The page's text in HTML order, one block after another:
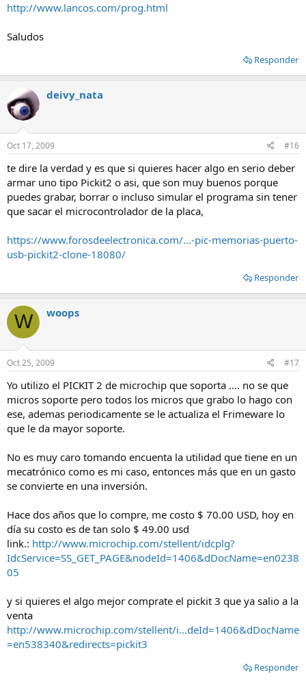
http://www.lancos.com/prog.html
Saludos
Responder
deivy_nata
Oct 17, 2009 #16
te dire la verdad y es que si quieres hacer algo en serio deber
armar uno tipo Pickit2 o asi, que son muy buenos porque
puedes grabar, borrar o incluso simular el programa sin tener
que sacar el microcontrolador de la placa,
https://www.forosdeelectronica.com/...-pic-memorias-puerto-
usb-pickit2-clone-18080/
Responder
W woops
Oct 25, 2009 #17
Yo utilizo el PICKIT 2 de microchip que soporta .... no se que
micros soporte pero todos los micros que grabo lo hago con
ese, ademas periodicamente se le actualiza el Frimeware lo
que le da mayor soporte.
No es muy caro tomando encuenta la utilidad que tiene en un
mecatrónico como es mi caso, entonces más que en un gasto
se convierte en una inversión.
Hace dos años que lo compre, me costo $ 70.00 USD, hoy en
día su costo es de tan solo $ 49.00 usd
link.: http://www.microchip.com/stellent/idcplg?
IdcService=SS_GET_PAGE&nodeId=1406&dDocName=en0238
05
y si quieres el algo mejor comprate el pickit 3 que ya salio a la
venta
http://www.microchip.com/stellent/i...deId=1406&dDocName
=en538340&redirects=pickit3
Responder